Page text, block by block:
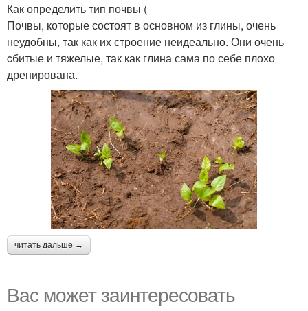
Как определить тип почвы (
Почвы, которые состоят в основном из глины, очень
неудобны, так как их строение неидеально. Они очень
cбитые и тяжелые, так как глина сама по себе плохо
дренирована.
читать дальше →
Вас может заинтересовать